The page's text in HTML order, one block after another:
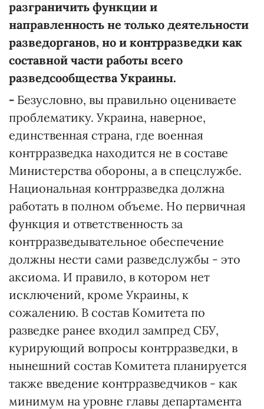
разграничить функции и
направленность не только деятельности
разведорганов, но и контрразведки как
составной части работы всего
разведсообщества Украины.
- Безусловно, вы правильно оцениваете
проблематику. Украина, наверное,
единственная страна, где военная
контрразведка находится не в составе
Министерства обороны, а в спецслужбе.
Национальная контрразведка должна
работать в полном объеме. Но первичная
функция и ответственность за
контрразведывательное обеспечение
должны нести сами разведслужбы - это
аксиома. И правило, в котором нет
исключений, кроме Украины, к
сожалению. В состав Комитета по
разведке ранее входил зампред СБУ,
курирующий вопросы контрразведки, в
нынешний состав Комитета планируется
также введение контрразведчиков - как
минимум на уровне главы департамента